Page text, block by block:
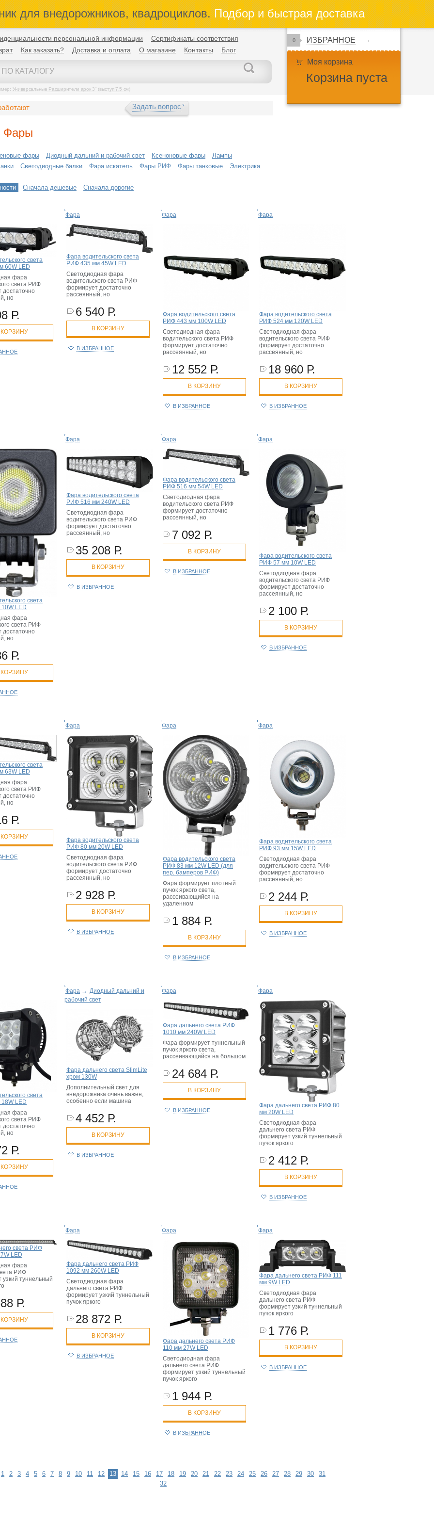
для внедорожников, квадроциклов.Подбор и быстрая доставка
персональной информации
Сертификаты соответствия
Как заказать? Доставка и оплата О магазине Контакты Блог
Универсальные Расширители арок 3" (выступ 7,5 см)
0 ИЗБРАННОЕ
Моя корзина
Корзина пуста
Задать вопрос
Фары
фары Диодный дальний и рабочий свет Ксеноновые фары
Лампы
Светодиодные балки Фара искатель Фары РИФ Фары танковые Электрика
Сначала дешевые Сначала дорогие
света
60W LED
фара
света РИФ
но
Р.
Фара
Фара водительского света
РИФ 435 мм 45W LED
Светодиодная фара
водительского света РИФ
формирует достаточно
рассеянный, но
6 540 Р.
В КОРЗИНУ
В ИЗБРАННОЕ
Фара
Фара водительского света
РИФ 443 мм 100W LED
Светодиодная фара
водительского света РИФ
формирует достаточно
рассеянный, но
12 552 Р.
В КОРЗИНУ
В ИЗБРАННОЕ
Фара
Фара водительского света
РИФ 524 мм 120W LED
Светодиодная фара
водительского света РИФ
формирует достаточно
рассеянный, но
18 960 Р.
В КОРЗИНУ
В ИЗБРАННОЕ
света
LED
фара
света РИФ
но
Р.
Фара
Фара водительского света
РИФ 516 мм 240W LED
Светодиодная фара
водительского света РИФ
формирует достаточно
рассеянный, но
35 208 Р.
В КОРЗИНУ
В ИЗБРАННОЕ
Фара
Фара водительского света
РИФ 516 мм 54W LED
Светодиодная фара
водительского света РИФ
формирует достаточно
рассеянный, но
7 092 Р.
В КОРЗИНУ
В ИЗБРАННОЕ
Фара
Фара водительского света
РИФ 57 мм 10W LED
Светодиодная фара
водительского света РИФ
формирует достаточно
рассеянный, но
2 100 Р.
В КОРЗИНУ
В ИЗБРАННОЕ
света
63W LED
фара
света РИФ
но
Р.
Фара
Фара водительского света
РИФ 80 мм 20W LED
Светодиодная фара
водительского света РИФ
формирует достаточно
рассеянный, но
2 928 Р.
В КОРЗИНУ
В ИЗБРАННОЕ
Фара
Фара водительского света
РИФ 83 мм 12W LED (для
пер. бамперов РИФ)
Фара формирует плотный
пучок яркого света,
рассеивающийся на
удаленном
1 884 Р.
В КОРЗИНУ
В ИЗБРАННОЕ
Фара
Фара водительского света
РИФ 93 мм 15W LED
Светодиодная фара
водительского света РИФ
формирует достаточно
рассеянный, но
2 244 Р.
В КОРЗИНУ
В ИЗБРАННОЕ
света
LED
фара
света РИФ
но
Р.
Фара → Диодный дальний и
рабочий свет
Фара дальнего света SlimLite
хром 130W
Дополнительный свет для
внедорожника очень важен,
особенно если машина
4 452 Р.
В КОРЗИНУ
В ИЗБРАННОЕ
Фара
Фара дальнего света РИФ
1010 мм 240W LED
Фара формирует туннельный
пучок яркого света,
рассеивающийся на большом
24 684 Р.
В КОРЗИНУ
В ИЗБРАННОЕ
Фара
Фара дальнего света РИФ 80
мм 20W LED
Светодиодная фара
дальнего света РИФ
формирует узкий туннельный
пучок яркого
2 412 Р.
В КОРЗИНУ
В ИЗБРАННОЕ
света РИФ
LED
фара
РИФ
туннельный
Р.
Фара
Фара дальнего света РИФ
1092 мм 260W LED
Светодиодная фара
дальнего света РИФ
формирует узкий туннельный
пучок яркого
28 872 Р.
В КОРЗИНУ
В ИЗБРАННОЕ
Фара
Фара дальнего света РИФ
110 мм 27W LED
Светодиодная фара
дальнего света РИФ
формирует узкий туннельный
пучок яркого
1 944 Р.
В КОРЗИНУ
В ИЗБРАННОЕ
Фара
Фара дальнего света РИФ 111
мм 9W LED
Светодиодная фара
дальнего света РИФ
формирует узкий туннельный
пучок яркого
1 776 Р.
В КОРЗИНУ
В ИЗБРАННОЕ
1 2 3 4 5 6 7 8 9 10 11 12 13 14 15 16 17 18 19 20 21 22 23 24 25 26 27 28 29 30
31
32